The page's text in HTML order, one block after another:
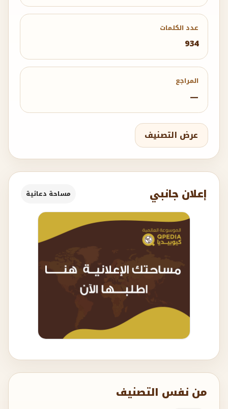
عدد الكلمات
934
المراجع
—
عرض التصنيف
إعلان جانبي مساحة دعائية
من نفس التصنيف